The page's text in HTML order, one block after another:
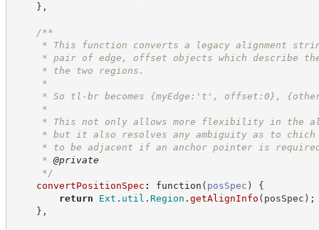
} ,
/**
* This function converts a legacy alignment
* pair of edge, offset objects which describe the
* the two regions.
*
* So tl-br becomes {myEdge:'t', offset:0},
*
* This not only allows more flexibility in the
* but it also resolves any ambiguity as to chich
* to be adjacent if an anchor pointer is
* @private
*/
convertPositionSpec : function ( posSpec )
{
return
Ext . util . Region . getAlignInfo ( posSpec ) ;
} ,